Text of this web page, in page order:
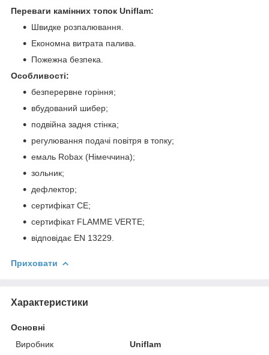
Переваги камінних топок Uniflam:
Швидке розпалювання.
Економна витрата палива.
Пожежна безпека.
Особливості:
безперервне горіння;
вбудований шибер;
подвійна задня стінка;
регулювання подачі повітря в топку;
емаль Robax (Німеччина);
зольник;
дефлектор;
сертифікат СЕ;
сертифікат FLAMME VERTE;
відповідає EN 13229.
Приховати
Характеристики
Основні
Виробник
Uniflam